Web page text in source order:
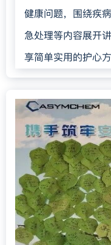
健康问题，围绕疾
急处理等内容展开
享简单实用的护心
践。
讲座现场学习
问。专家耐心细致
家进一步理解并掌
本次讲座增强了员
我管理能力。凯莱
动，以实际行动守
愿每一位凯莱